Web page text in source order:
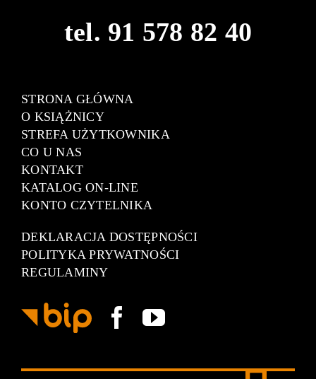
tel. 91 578 82 40
STRONA GŁÓWNA
O KSIĄŻNICY
STREFA UŻYTKOWNIKA
CO U NAS
KONTAKT
KATALOG ON-LINE
KONTO CZYTELNIKA
DEKLARACJA DOSTĘPNOŚCI
POLITYKA PRYWATNOŚCI
REGULAMINY